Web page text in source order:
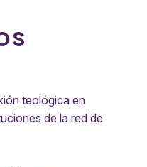
teológica en
de la red de